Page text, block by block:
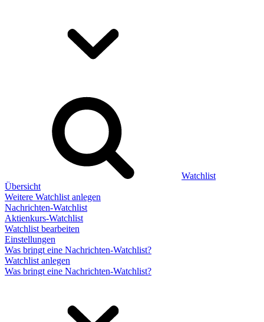
Watchlist
Übersicht
Weitere Watchlist anlegen
Nachrichten-Watchlist
Aktienkurs-Watchlist
Watchlist bearbeiten
Einstellungen
Was bringt eine Nachrichten-Watchlist?
Watchlist anlegen
Was bringt eine Nachrichten-Watchlist?